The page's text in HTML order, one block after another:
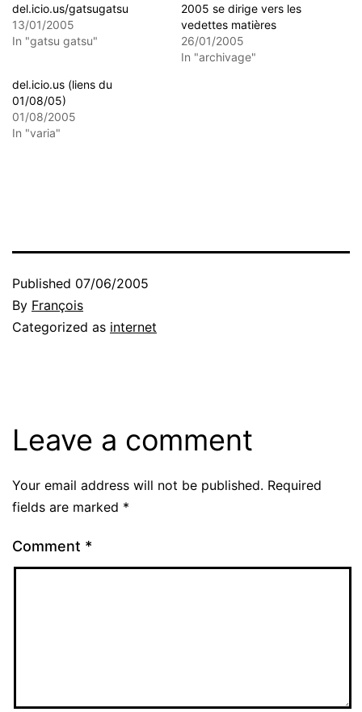
del.icio.us/gatsugatsu
13/01/2005
In "gatsu gatsu"
2005 se dirige vers les
vedettes matières
26/01/2005
In "archivage"
del.icio.us (liens du
01/08/05)
01/08/2005
In "varia"
Published 07/06/2005
By François
Categorized as internet
Leave a comment
Your email address will not be published. Required
fields are marked *
Comment *